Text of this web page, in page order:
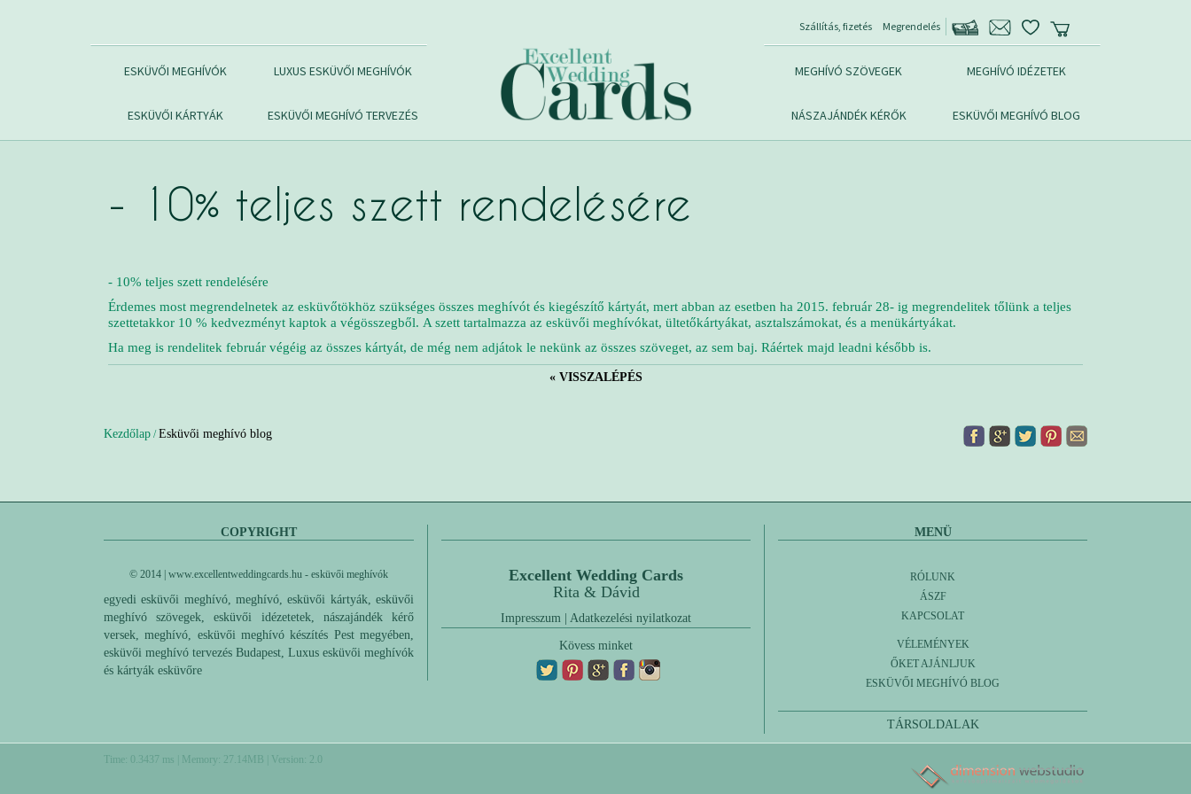
Szállítás, fizetés Megrendelés
ESKÜVŐI MEGHÍVÓK LUXUS ESKÜVŐI MEGHÍVÓK
ESKÜVŐI KÁRTYÁK ESKÜVŐI MEGHÍVÓ TERVEZÉS
MEGHÍVÓ SZÖVEGEK MEGHÍVÓ IDÉZETEK
NÁSZAJÁNDÉK KÉRŐK ESKÜVŐI MEGHÍVÓ BLOG
- 10% teljes szett rendelésére
- 10% teljes szett rendelésére
Érdemes most megrendelnetek az esküvőtökhöz szükséges összes meghívót és kiegészítő kártyát, mert abban az esetben ha 2015. február 28- ig megrendelitek tőlünk a teljes
szettetakkor 10 % kedvezményt kaptok a végösszegből. A szett tartalmazza az esküvői meghívókat, ültetőkártyákat, asztalszámokat, és a menükártyákat.
Ha meg is rendelitek február végéig az összes kártyát, de még nem adjátok le nekünk az összes szöveget, az sem baj. Ráértek majd leadni később is.
« VISSZALÉPÉS
Kezdőlap /Esküvői meghívó blog
COPYRIGHT
© 2014 | www.excellentweddingcards.hu - esküvői meghívók
egyedi esküvői meghívó, meghívó, esküvői kártyák, esküvői
meghívó szövegek, esküvői idézetetek, nászajándék kérő
versek, meghívó, esküvői meghívó készítés Pest megyében,
esküvői meghívó tervezés Budapest, Luxus esküvői meghívók
és kártyák esküvőre
Excellent Wedding Cards
Rita & Dávid
Impresszum Adatkezelési nyilatkozat
Kövess minket
MENÜ
RÓLUNK
ÁSZF
KAPCSOLAT
VÉLEMÉNYEK
ŐKET AJÁNLJUK
ESKÜVŐI MEGHÍVÓ BLOG
TÁRSOLDALAK
Time: 0.3437 ms | Memory: 27.14MB | Version: 2.0